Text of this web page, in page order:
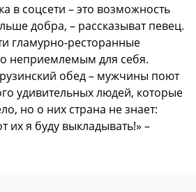
в соцсети – это возможность
добра, – рассказыват певец.
гламурно-ресторанные
неприемлемым для себя.
обед – мужчины поют
удивительных людей, которые
но о них страна не знает:
их я буду выкладывать!» –